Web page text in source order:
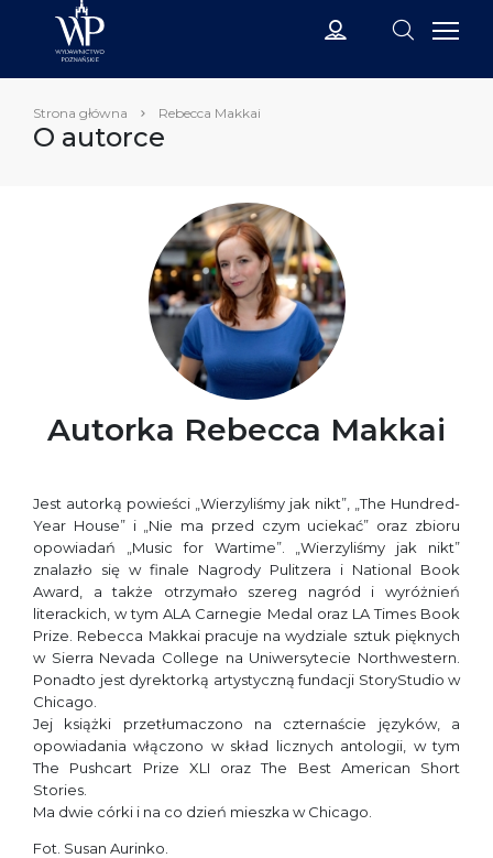
Strona główna Rebecca Makkai
O autorce
Autorka Rebecca Makkai
Jest autorką powieści „Wierzyliśmy jak nikt”, „The Hundred-
Year House” i „Nie ma przed czym uciekać” oraz zbioru
opowiadań „Music for Wartime”. „Wierzyliśmy jak nikt”
znalazło się w finale Nagrody Pulitzera i National Book
Award, a także otrzymało szereg nagród i wyróżnień
literackich, w tym ALA Carnegie Medal oraz LA Times Book
Prize. Rebecca Makkai pracuje na wydziale sztuk pięknych
w Sierra Nevada College na Uniwersytecie Northwestern.
Ponadto jest dyrektorką artystyczną fundacji StoryStudio w
Chicago.
Jej książki przetłumaczono na czternaście języków, a
opowiadania włączono w skład licznych antologii, w tym
The Pushcart Prize XLI oraz The Best American Short
Stories.
Ma dwie córki i na co dzień mieszka w Chicago.
Fot. Susan Aurinko.